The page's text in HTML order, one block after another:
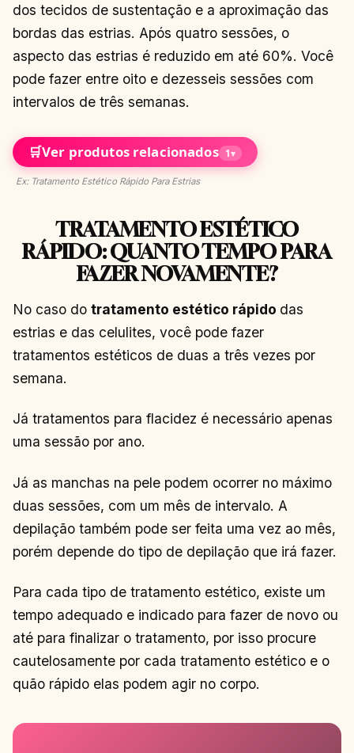
dos tecidos de sustentação e a aproximação das
bordas das estrias. Após quatro sessões, o
aspecto das estrias é reduzido em até 60%. Você
pode fazer entre oito e dezesseis sessões com
intervalos de três semanas.
🛒Ver produtos relacionados 1▾
Ex: Tratamento Estético Rápido Para Estrias
TRATAMENTO ESTÉTICO
RÁPIDO: QUANTO TEMPO PARA
FAZER NOVAMENTE?
No caso do tratamento estético rápido das
estrias e das celulites, você pode fazer
tratamentos estéticos de duas a três vezes por
semana.
Já tratamentos para flacidez é necessário apenas
uma sessão por ano.
Já as manchas na pele podem ocorrer no máximo
duas sessões, com um mês de intervalo. A
depilação também pode ser feita uma vez ao mês,
porém depende do tipo de depilação que irá fazer.
Para cada tipo de tratamento estético, existe um
tempo adequado e indicado para fazer de novo ou
até para finalizar o tratamento, por isso procure
cautelosamente por cada tratamento estético e o
quão rápido elas podem agir no corpo.